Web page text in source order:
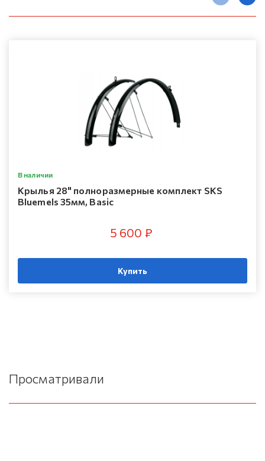
В наличии
Крылья 28" полноразмерные комплект SKS
Bluemels 35мм, Basic
5 600 ₽
Купить
Просматривали